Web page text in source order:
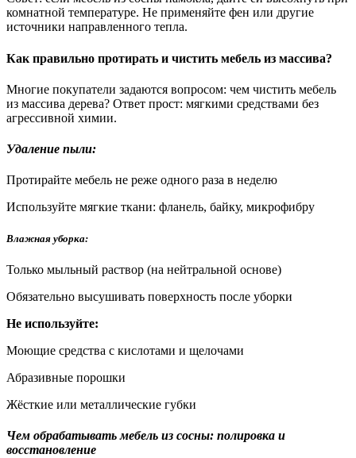
комнатной температуре. Не применяйте фен или другие
источники направленного тепла.
Как правильно протирать и чистить мебель из массива?
Многие покупатели задаются вопросом: чем чистить мебель
из массива дерева? Ответ прост: мягкими средствами без
агрессивной химии.
Удаление пыли:
Протирайте мебель не реже одного раза в неделю
Используйте мягкие ткани: фланель, байку, микрофибру
Влажная уборка:
Только мыльный раствор (на нейтральной основе)
Обязательно высушивать поверхность после уборки
Не используйте:
Моющие средства с кислотами и щелочами
Абразивные порошки
Жёсткие или металлические губки
Чем обрабатывать мебель из сосны: полировка и
восстановление